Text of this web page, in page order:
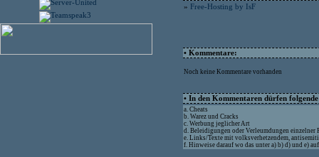
» Free-Hosting by IsF
• Kommentare:
Noch keine Kommentare vorhanden
• In den Kommentaren dürfen
a. Cheats
b. Warez und Cracks
c. Werbung jeglicher Art
d. Beleidigungen oder Verleumdungen einzelner
e. Links/Texte mit volksverhetzendem,
f. Hinweise darauf wo das unter a) b) d) und e)